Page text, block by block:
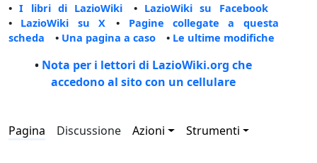
•I libri di LazioWiki • LazioWiki su Facebook
• LazioWiki su X • Pagine collegate a questa
scheda • Una pagina a caso • Le ultime modifiche
• Nota per i lettori di LazioWiki.org che
accedono al sito con un cellulare
Pagina Discussione Azioni Strumenti